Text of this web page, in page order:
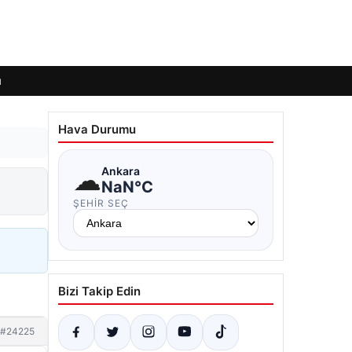
#24225
Hava Durumu
☁Ankara
NaN°C
ŞEHIR SEÇ
Bizi Takip Edin